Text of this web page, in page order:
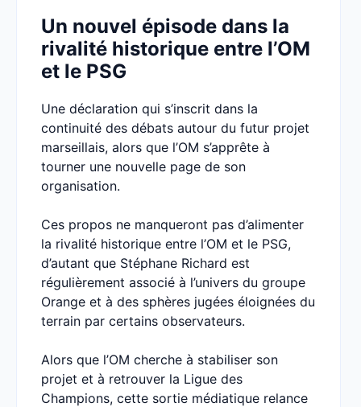
Un nouvel épisode dans la
rivalité historique entre l’OM
et le PSG
Une déclaration qui s’inscrit dans la
continuité des débats autour du futur projet
marseillais, alors que l’OM s’apprête à
tourner une nouvelle page de son
organisation.
Ces propos ne manqueront pas d’alimenter
la rivalité historique entre l’OM et le PSG,
d’autant que Stéphane Richard est
régulièrement associé à l’univers du groupe
Orange et à des sphères jugées éloignées du
terrain par certains observateurs.
Alors que l’OM cherche à stabiliser son
projet et à retrouver la Ligue des
Champions, cette sortie médiatique relance